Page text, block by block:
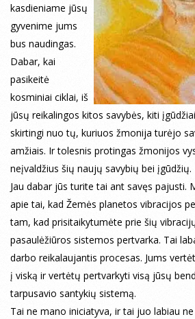
kasdieniame jūsų
gyvenime jums
bus naudingas.
Dabar, kai
pasikeitė
kosminiai ciklai, iš
jūsų reikalingos kitos savybės, kiti
skirtingi nuo tų, kuriuos žmonija turėjo
amžiais. Ir tolesnis protingas žmonijos
neįvaldžius šių naujų savybių bei įgūdžių.
Jau dabar jūs turite tai ant savęs pajusti.
apie tai, kad Žemės planetos vibracijos
tam, kad prisitaikytumėte prie šių
pasaulėžiūros sistemos pertvarka. Tai
darbo reikalaujantis procesas. Jums
į viską ir vertėtų pertvarkyti visą jūsų
tarpusavio santykių sistemą.
Tai ne mano iniciatyva, ir tai juo labiau